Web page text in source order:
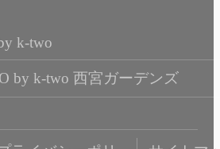
k-two
by k-two 西宮ガーデンズ